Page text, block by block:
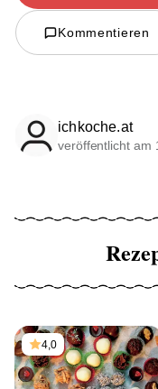
Kommentieren
ichkoche.at
veröffentlicht am
4,0